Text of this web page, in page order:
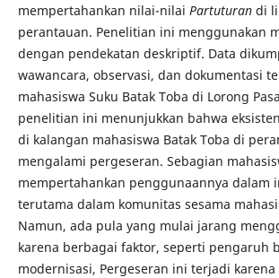
mempertahankan nilai-nilai Partuturandi
perantauan. Penelitian ini menggunakan
dengan pendekatan deskriptif. Data
wawancara, observasi, dan dokumentasi
mahasiswa Suku Batak Toba di Lorong
penelitian ini menunjukkan bahwa
di kalangan mahasiswa Batak Toba di
mengalami pergeseran. Sebagian
mempertahankan penggunaannya dalam
terutama dalam komunitas sesama
Namun, ada pula yang mulai jarang
karena berbagai faktor, seperti pengaruh
modernisasi, Pergeseran ini terjadi